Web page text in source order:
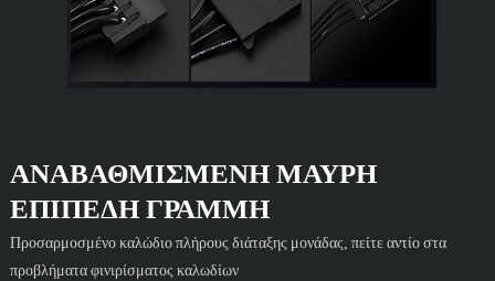
ΑΝΑΒΑΘΜΙΣΜΈΝΗ ΜΑΎΡΗ
ΕΠΊΠΕΔΗ ΓΡΑΜΜΉ
Προσαρμοσμένο καλώδιο πλήρους διάταξης μονάδας, πείτε αντίο στα
προβλήματα φινιρίσματος καλωδίων